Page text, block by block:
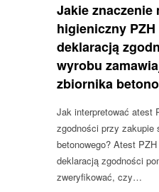
Jakie znaczenie
higieniczny PZH
deklaracją
wyrobu
zbiornika
Jak interpretować atest
zgodności przy zakupie
betonowego? Atest
deklaracją zgodności
zweryfikować, czy…